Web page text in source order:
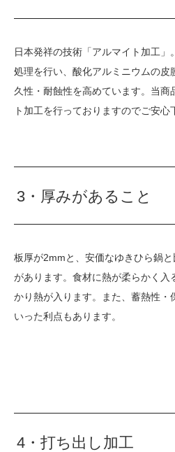
日本発祥の技術「アルマイト加工
処理を行い、酸化アルミニウムの皮
久性・耐蝕性を高めています。当商
ト加工を行っておりますのでご安心
3・厚みがあること
板厚が2mmと、安価なゆきひら鍋
があります。食材に熱が柔らかく入
かり熱が入ります。また、蓄熱性・
いった利点もあります。
4・打ち出し加工